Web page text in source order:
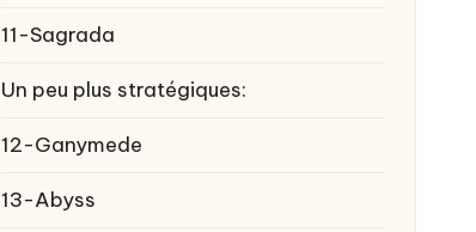
11-Sagrada
Un peu plus stratégiques:
12-Ganymede
13-Abyss